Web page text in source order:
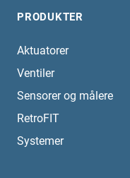
PRODUKTER
Aktuatorer
Ventiler
Sensorer og målere
RetroFIT
Systemer